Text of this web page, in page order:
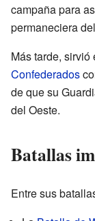
campaña para
permaneciera
Más tarde, sirvió
Confederados
de que su
del Oeste.
Batallas
Entre sus